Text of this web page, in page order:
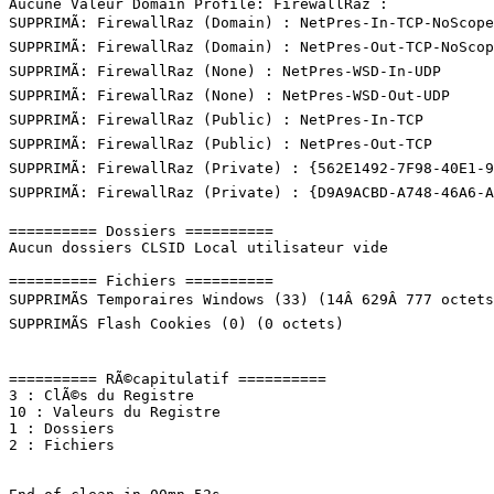
Aucune Valeur Domain Profile: FirewallRaz :
SUPPRIMÃ: FirewallRaz (Domain) : NetPres-In-TCP-NoScope
SUPPRIMÃ: FirewallRaz (Domain) : NetPres-Out-TCP-
SUPPRIMÃ: FirewallRaz (None) : NetPres-WSD-In-UDP
SUPPRIMÃ: FirewallRaz (None) : NetPres-WSD-Out-UDP
SUPPRIMÃ: FirewallRaz (Public) : NetPres-In-TCP
SUPPRIMÃ: FirewallRaz (Public) : NetPres-Out-TCP
SUPPRIMÃ: FirewallRaz (Private) : {562E1492-7F98-40E1-
SUPPRIMÃ: FirewallRaz (Private) : {D9A9ACBD-A748-46A6-
========== Dossiers ==========
Aucun dossiers CLSID Local utilisateur vide
========== Fichiers ==========
SUPPRIMÃS Temporaires Windows (33) (14Â 629Â 777
SUPPRIMÃS Flash Cookies (0) (0 octets)
========== RÃ©capitulatif ==========
3 : ClÃ©s du Registre
10 : Valeurs du Registre
1 : Dossiers
2 : Fichiers